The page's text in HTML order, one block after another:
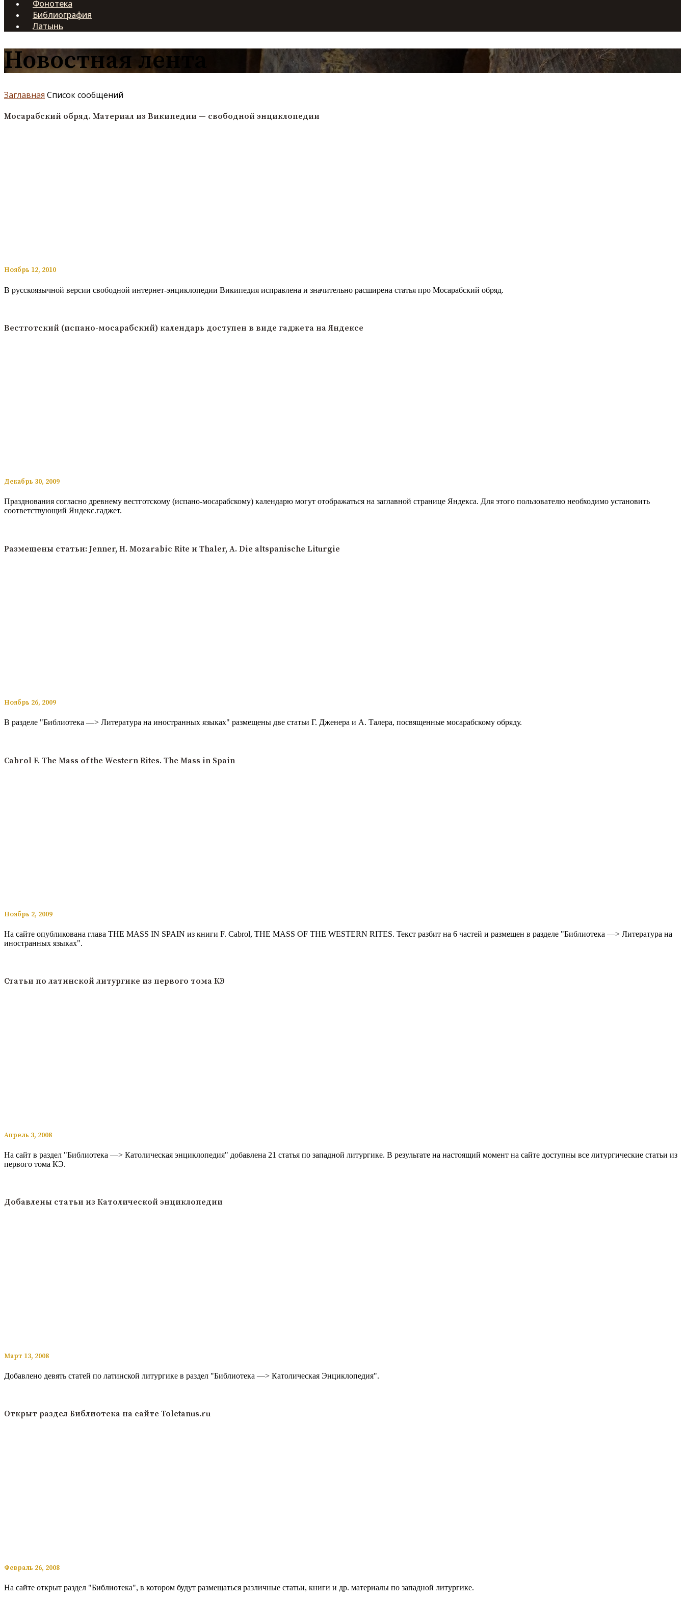
Фонотека
Библиография
Латынь
Новостная лента
Заглавная Список сообщений
Мосарабский обряд. Материал из Википедии — свободной энциклопедии
​​Ноябрь 12, 2010
В русскоязычной версии свободной интернет-энциклопедии Википедия исправлена и значительно расширена статья про Мосарабский обряд.
Вестготский (испано-мосарабский) календарь доступен в виде гаджета на Яндексе
​​Декабрь 30, 2009
Празднования согласно древнему вестготскому (испано-мосарабскому) календарю могут отображаться на заглавной странице Яндекса. Для этого пользователю необходимо установить
соответствующий Яндекс.гаджет.
Размещены статьи: Jenner, H. Mozarabic Rite и Thaler, A. Die altspanische Liturgie
​​Ноябрь 26, 2009
В разделе "Библиотека —> Литература на иностранных языках" размещены две статьи Г. Дженера и А. Талера, посвященные мосарабскому обряду.
Cabrol F. The Mass of the Western Rites. The Mass in Spain
​​Ноябрь 2, 2009
На сайте опубликована глава THE MASS IN SPAIN из книги F. Cabrol, THE MASS OF THE WESTERN RITES. Текст разбит на 6 частей и размещен в разделе "Библиотека —> Литература на
иностранных языках".
Статьи по латинской литургике из первого тома КЭ
​​Апрель 3, 2008
На сайт в раздел "Библиотека —> Католическая энциклопедия" добавлена 21 статья по западной литургике. В результате на настоящий момент на сайте доступны все литургические статьи из
первого тома КЭ.
Добавлены статьи из Католической энциклопедии
​​Март 13, 2008
Добавлено девять статей по латинской литургике в раздел "Библиотека —> Католическая Энциклопедия".
Открыт раздел Библиотека на сайте Toletanus.ru
​​Февраль 26, 2008
На сайте открыт раздел "Библиотека", в котором будут размещаться различные статьи, книги и др. материалы по западной литургике.